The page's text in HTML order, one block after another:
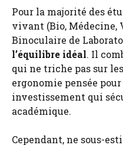
Pour la majorité des
vivant (Bio, Médecine,
Binoculaire de
l’équilibre idéal. Il
qui ne triche pas sur
ergonomie pensée pour
investissement qui
académique.
Cependant, ne sous-